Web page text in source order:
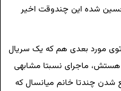
شده این چندوقت اخیر
مورد بعدی هم که یک سریال
ماجرای نسبتا مشابهی
شدن چندتا خانم میانسال که